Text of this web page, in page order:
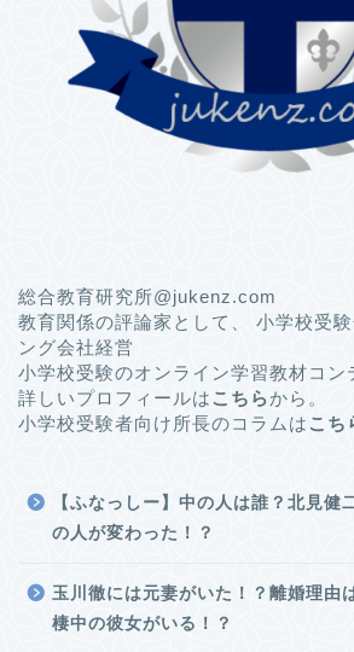
総合教育研究所@jukenz.com
教育関係の評論家として、 小学校受
ング会社経営
小学校受験のオンライン学習教材コン
詳しいプロフィールはこちらから。
小学校受験者向け所長のコラムはこち
【ふなっしー】中の人は誰？北見健
の人が変わった！？
玉川徹には元妻がいた！？離婚理由
棲中の彼女がいる！？